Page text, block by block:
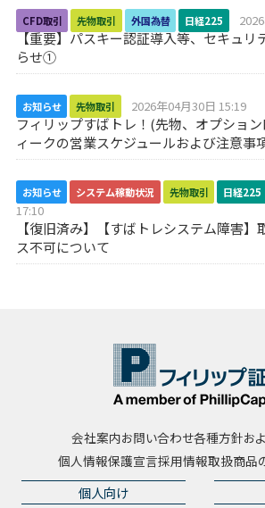
CFD取引 先物取引 外国為替 日経225
【重要】パスキー認証導入等、セキュリ
らせ①
お知らせ 先物取引 2026年04月30日 15:19
フィリップすばトレ！(先物、オプショ
ィークの営業スケジュールおよび注意事
お知らせ システム稼動状況 先物取引 日経225
17:10
【復旧済み】【すばトレシステム障害】
ス不可について
会社案内お問い合わせ各種方針お
個人情報保護宣言採用情報取扱商品
個人向け